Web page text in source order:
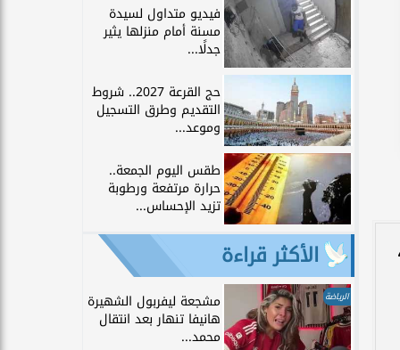
فيديو متداول لسيدة
مسنة أمام منزلها يثير
جدلًا...
حج القرعة 2027.. شروط
التقديم وطرق التسجيل
وموعد...
طقس اليوم الجمعة..
حرارة مرتفعة ورطوبة
تزيد الإحساس...
الأكثر قراءة
الرياضة مشجعة ليفربول الشهيرة
هانيفا تنهار بعد انتقال
محمد...